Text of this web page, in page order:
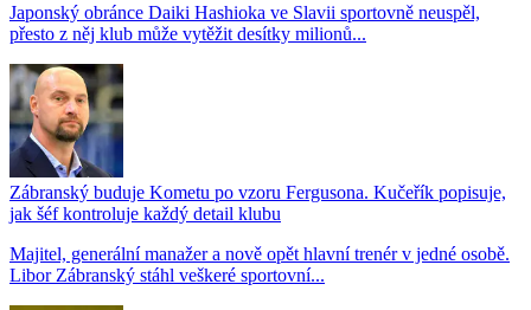
Japonský obránce Daiki Hashioka ve Slavii sportovně neuspěl,
přesto z něj klub může vytěžit desítky milionů...
Zábranský buduje Kometu po vzoru Fergusona. Kučeřík popisuje,
jak šéf kontroluje každý detail klubu
Majitel, generální manažer a nově opět hlavní trenér v jedné osobě.
Libor Zábranský stáhl veškeré sportovní...